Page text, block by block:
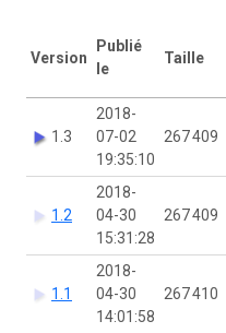
Version
Publié
le
Taille
1.3
2018-
07-02
19:35:10
267 409
1.2
2018-
04-30
15:31:28
267 409
1.1
2018-
04-30
14:01:58
267 410